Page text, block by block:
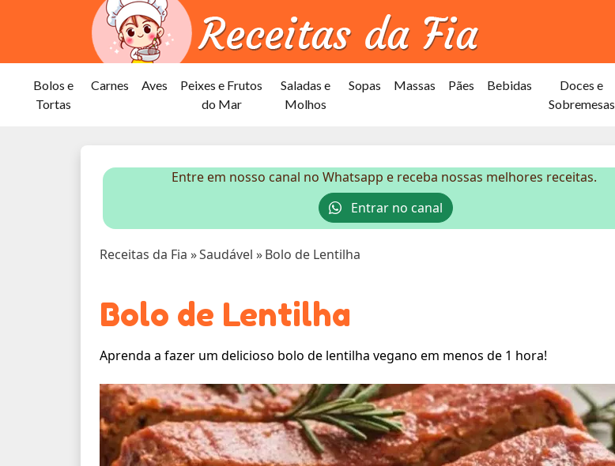
Bolos e
Tortas
Carnes Aves
Peixes e Frutos
do Mar
Saladas e
Molhos
Sopas Massas Pães Bebidas
Doces e
Sobremesas
Entre em nosso canal no Whatsapp e receba nossas melhores receitas.
Entrar no canal
Receitas da Fia »Saudável »Bolo de Lentilha
Bolo de Lentilha
Aprenda a fazer um delicioso bolo de lentilha vegano em menos de 1 hora!